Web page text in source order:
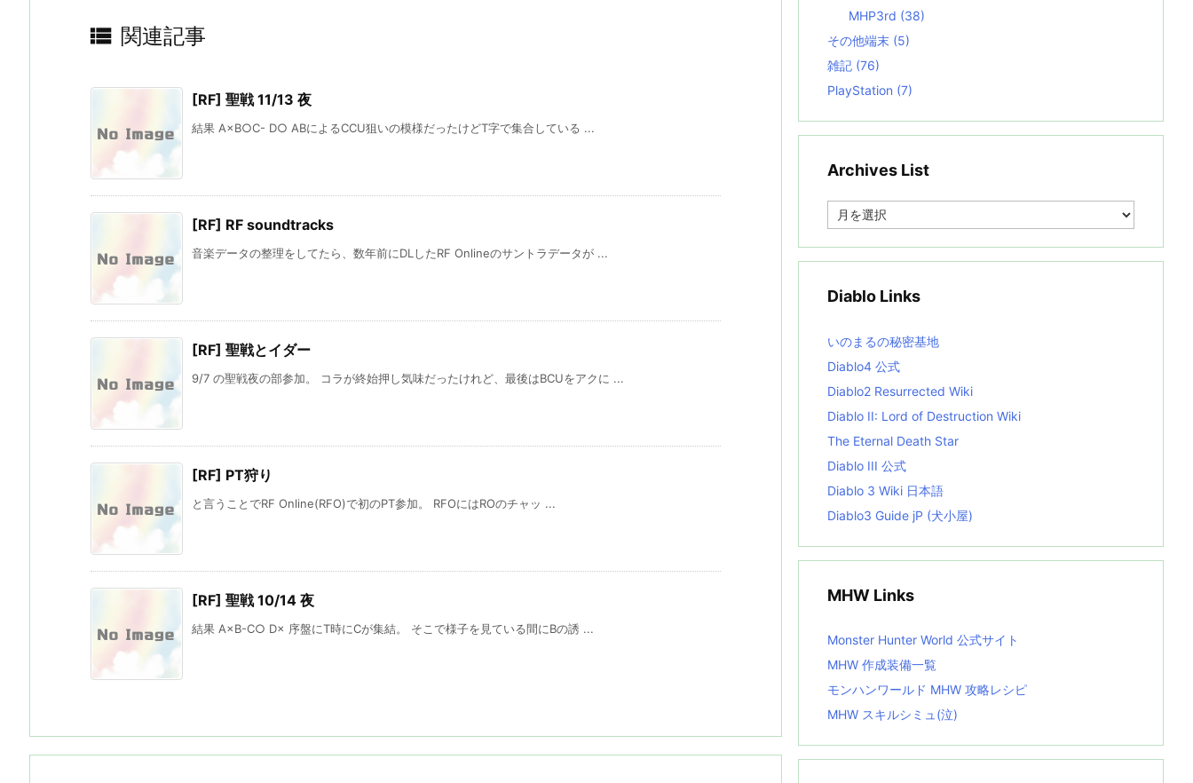
 関連記事
[RF] 聖戦 11/13 夜
結果 A×B○C- D○ ABによるCCU狙いの模様だったけどT字で集合している ...
[RF] RF soundtracks
音楽データの整理をしてたら、数年前にDLしたRF Onlineのサントラデータが ...
[RF] 聖戦とイダー
9/7 の聖戦夜の部参加。 コラが終始押し気味だったけれど、最後はBCUをアクに ...
[RF] PT狩り
と言うことでRF Online(RFO)で初のPT参加。 RFOにはROのチャッ ...
[RF] 聖戦 10/14 夜
結果 A×B-C○ D× 序盤にT時にCが集結。 そこで様子を見ている間にBの誘 ...
MHP3rd (38)
その他端末 (5)
雑記 (76)
PlayStation (7)
Archives List
e
i
s
t
Diablo Links
いのまるの秘密基地
Diablo4 公式
Diablo2 Resurrected Wiki
Diablo II: Lord of Destruction Wiki
The Eternal Death Star
Diablo III 公式
Diablo 3 Wiki 日本語
Diablo3 Guide jP (犬小屋)
MHW Links
Monster Hunter World 公式サイト
MHW 作成装備一覧
モンハンワールド MHW 攻略レシピ
MHW スキルシミュ(泣)